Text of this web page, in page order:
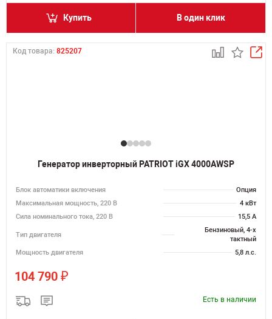
Купить В один клик
Код товара: 825207
Генератор инверторный PATRIOT iGX 4000AWSP
Блок автоматики включения
Опция
Максимальная мощность, 220 В
4 кВт
Сила номинального тока, 220 В
15,5 А
Тип двигателя
Бензиновый, 4-х
тактный
Мощность двигателя
5,8 л.с.
104 790 ₽
Есть в наличии